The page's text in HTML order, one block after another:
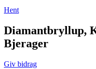
Hent
Diamantbryllup,
Bjerager
Giv bidrag